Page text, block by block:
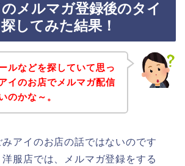
メルマガ登録後のタイ
してみた結果！
ルなどを探していて思っ
イのお店でメルマガ配信
のかな～。
アイのお店の話ではないのです
服店では、メルマガ登録をする